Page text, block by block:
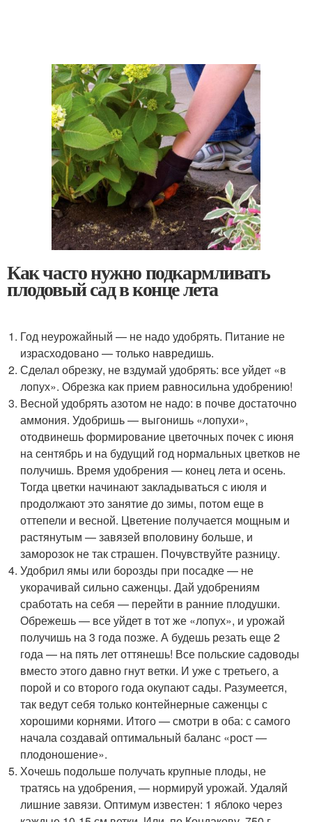
Как часто нужно подкармливать
плодовый сад в конце лета
Год неурожайный — не надо удобрять. Питание не
израсходовано — только навредишь.
Сделал обрезку, не вздумай удобрять: все уйдет «в
лопух». Обрезка как прием равносильна удобрению!
Весной удобрять азотом не надо: в почве достаточно
аммония. Удобришь — выгонишь «лопухи»,
отодвинешь формирование цветочных почек с июня
на сентябрь и на будущий год нормальных цветков не
получишь. Время удобрения — конец лета и осень.
Тогда цветки начинают закладываться с июля и
продолжают это занятие до зимы, потом еще в
оттепели и весной. Цветение получается мощным и
растянутым — завязей вполовину больше, и
заморозок не так страшен. Почувствуйте разницу.
Удобрил ямы или борозды при посадке — не
укорачивай сильно саженцы. Дай удобрениям
сработать на себя — перейти в ранние плодушки.
Обрежешь — все уйдет в тот же «лопух», и урожай
получишь на 3 года позже. А будешь резать еще 2
года — на пять лет оттянешь! Все польские садоводы
вместо этого давно гнут ветки. И уже с третьего, а
порой и со второго года окупают сады. Разумеется,
так ведут себя только контейнерные саженцы с
хорошими корнями. Итого — смотри в оба: с самого
начала создавай оптимальный баланс «рост —
плодоношение».
Хочешь подольше получать крупные плоды, не
тратясь на удобрения, — нормируй урожай. Удаляй
лишние завязи. Оптимум известен: 1 яблоко через